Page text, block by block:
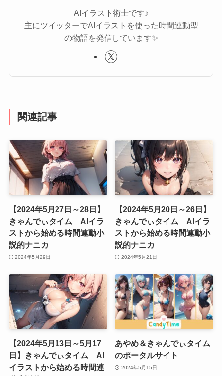
AIイラスト術士です♪
主にツイッターでAIイラストを使った時間連動型
の物語を発信しています✨
関連記事
【2024年5月27日～28日】
きゃんでぃタイム AIイラ
ストから始める時間連動小
説的ナニカ
2024年5月29日
【2024年5月20日～26日】
きゃんでぃタイム AIイラ
ストから始める時間連動小
説的ナニカ
2024年5月21日
【2024年5月13日～5月17
日】きゃんでぃタイム AI
イラストから始める時間連
あやめ＆きゃんでぃタイム
のポータルサイト
2024年5月15日